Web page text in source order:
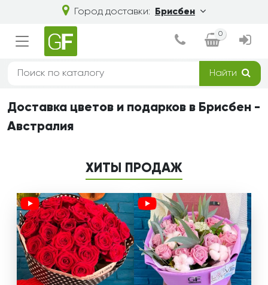
Город доставки: Брисбен
0
Найти
Доставка цветов и подарков в Брисбен -
Австралия
ХИТЫ ПРОДАЖ